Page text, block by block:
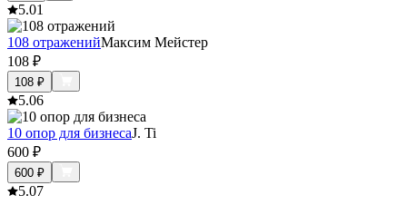
5.01
108 отраженийМаксим Мейстер
108 ₽
108 ₽
5.06
10 опор для бизнесаJ. Ti
600 ₽
600 ₽
5.07